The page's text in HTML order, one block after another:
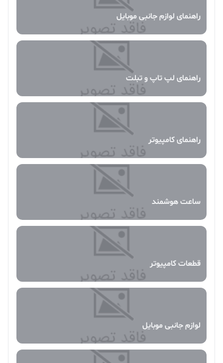
راهنمای لوازم جانبی موبایل
راهنمای لپ تاپ و تبلت
راهنمای کامپیوتر
ساعت هوشمند
قطعات کامپیوتر
لوازم جانبی موبایل